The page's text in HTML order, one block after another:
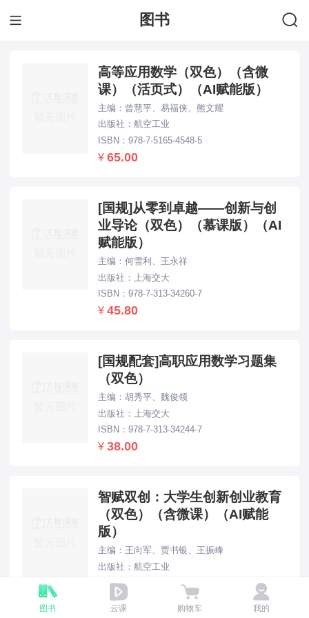
图书
高等应用数学（双色）（含微
课）（活页式）（AI赋能版）
主编：曾慧平、易福侠、熊文耀
出版社：航空工业
ISBN：978-7-5165-4548-5
¥65.00
[国规]从零到卓越——创新与创
业导论（双色）（慕课版）（AI
赋能版）
主编：何雪利、王永祥
出版社：上海交大
ISBN：978-7-313-34260-7
¥45.80
[国规配套]高职应用数学习题集
（双色）
主编：胡秀平、魏俊领
出版社：上海交大
ISBN：978-7-313-34244-7
¥38.00
智赋双创：大学生创新创业教育
（双色）（含微课）（AI赋能
版）
主编：王向军、贾书银、王振峰
出版社：航空工业
ISBN：978-7-5165-4476-1
49.80
图书 云课 购物车 我的